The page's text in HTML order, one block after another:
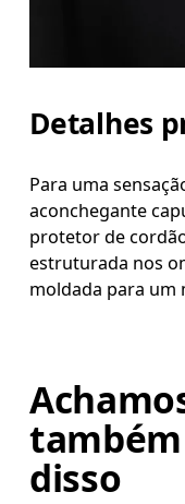
Detalhes
Para uma
aconchegante
protetor de
estruturada nos
moldada para um
disso